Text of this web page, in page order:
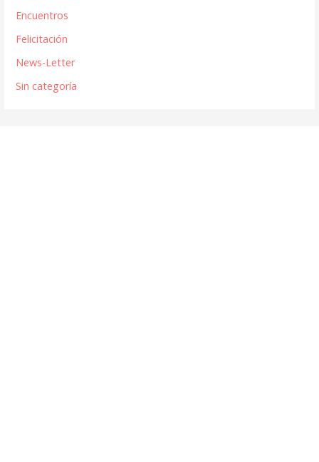
Encuentros
Felicitación
News-Letter
Sin categoría